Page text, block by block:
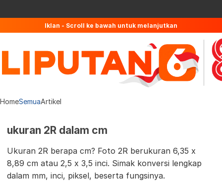
Iklan - Scroll ke bawah untuk melanjutkan
HomeSemuaArtikel
ukuran 2R dalam cm
Ukuran 2R berapa cm? Foto 2R berukuran 6,35 x
8,89 cm atau 2,5 x 3,5 inci. Simak konversi lengkap
dalam mm, inci, piksel, beserta fungsinya.